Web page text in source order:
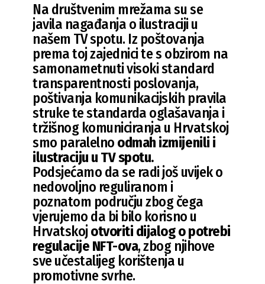
Na društvenim mrežama su se
javila nagađanja o ilustraciji u
našem TV spotu. Iz poštovanja
prema toj zajednici te s obzirom na
samonametnuti visoki standard
transparentnosti poslovanja,
poštivanja komunikacijskih pravila
struke te standarda oglašavanja i
tržišnog komuniciranja u Hrvatskoj
smo paralelno odmah izmijenili i
ilustraciju u TV spotu.
Podsjećamo da se radi još uvijek o
nedovoljno reguliranom i
poznatom području zbog čega
vjerujemo da bi bilo korisno u
Hrvatskojotvoriti dijalog o potrebi
regulacije NFT-ova, zbog njihove
sve učestalijeg korištenja u
promotivne svrhe.